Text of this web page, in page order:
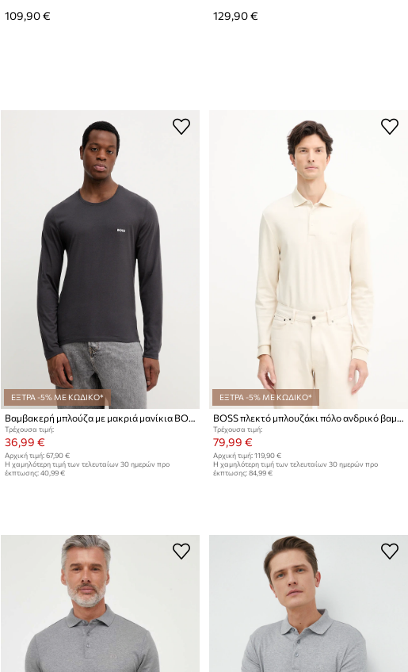
109,90 € 129,90 €
ΕΞΤΡΑ -5% ΜΕ ΚΩΔΙΚΟ*
Βαμβακερή μπλούζα με μακριά μανίκια BOSS 3-pack San Jared-C
Τρέχουσα τιμή:
36,99 €
Αρχική τιμή: 67,90 €
Η χαμηλότερη τιμή των τελευταίων 30 ημερών προ
έκπτωσης: 40,99 €
ΕΞΤΡΑ -5% ΜΕ ΚΩΔΙΚΟ*
BOSS πλεκτό μπλουζάκι πόλο ανδρικό βαμβακερό Pado 30
Τρέχουσα τιμή:
79,99 €
Αρχική τιμή: 119,90 €
Η χαμηλότερη τιμή των τελευταίων 30 ημερών προ
έκπτωσης: 84,99 €